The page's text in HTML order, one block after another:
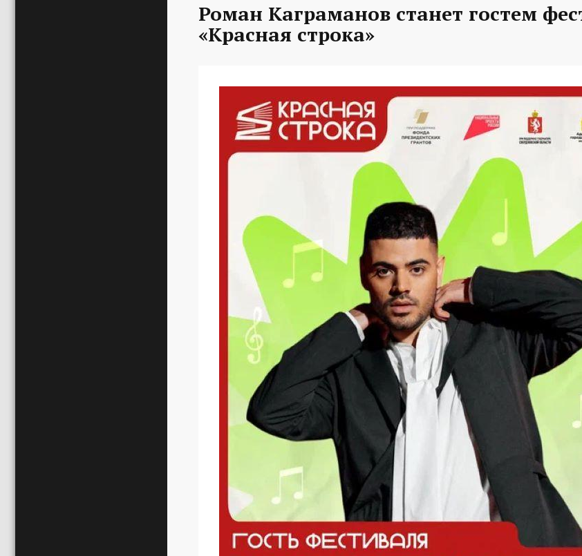
Роман Каграманов станет гостем
«Красная строка»